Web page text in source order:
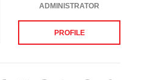
ADMINISTRATOR
PROFILE